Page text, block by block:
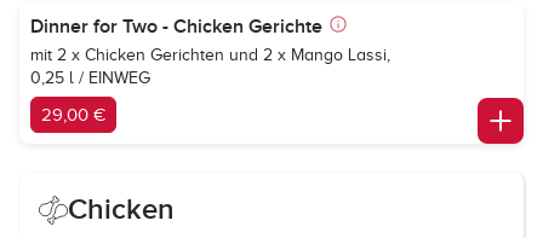
Dinner for Two - Chicken Gerichte
mit 2 x Chicken Gerichten und 2 x Mango Lassi,
0,25 l / EINWEG
29,00 €
Chicken